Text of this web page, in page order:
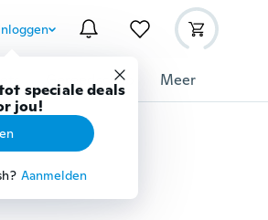
speciale deals
jou!
Aanmelden
Gereedschap Meer